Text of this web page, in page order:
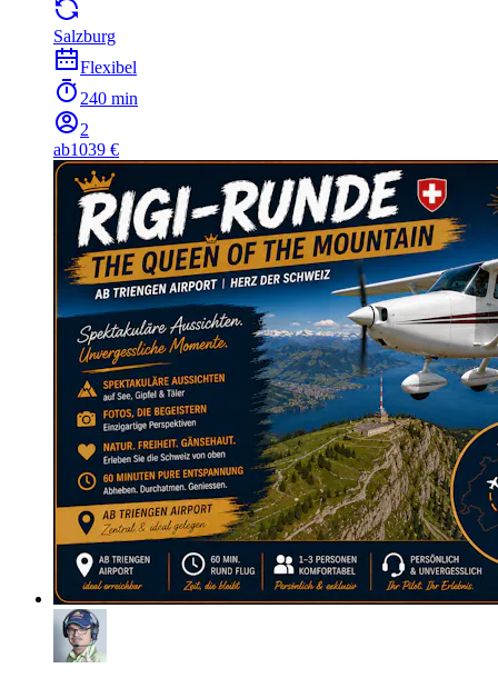
Salzburg
Flexibel
240 min
2
ab1039 €